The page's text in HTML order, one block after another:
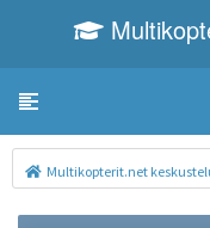
Toggle navigation
Multikopterit.net